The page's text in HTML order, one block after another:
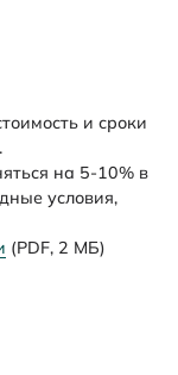
и сроки
.
на 5-10% в
условия,
(PDF, 2 МБ)